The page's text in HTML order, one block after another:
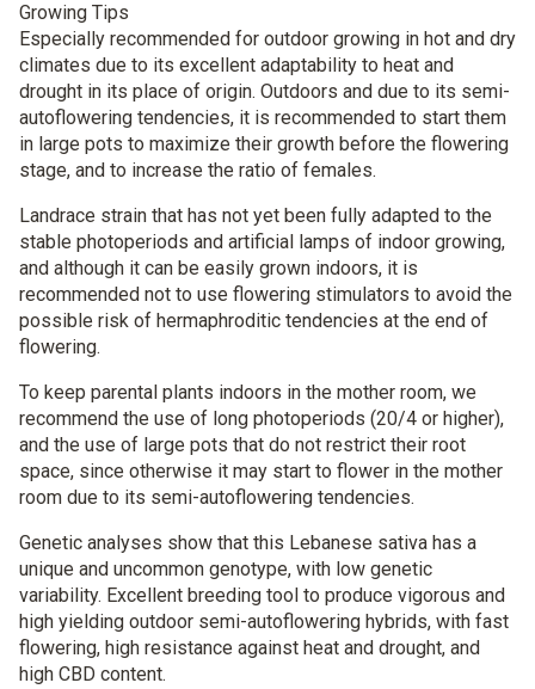
Growing Tips
Especially recommended for outdoor growing in hot and dry
climates due to its excellent adaptability to heat and
drought in its place of origin. Outdoors and due to its semi-
autoflowering tendencies, it is recommended to start them
in large pots to maximize their growth before the flowering
stage, and to increase the ratio of females.
Landrace strain that has not yet been fully adapted to the
stable photoperiods and artificial lamps of indoor growing,
and although it can be easily grown indoors, it is
recommended not to use flowering stimulators to avoid the
possible risk of hermaphroditic tendencies at the end of
flowering.
To keep parental plants indoors in the mother room, we
recommend the use of long photoperiods (20/4 or higher),
and the use of large pots that do not restrict their root
space, since otherwise it may start to flower in the mother
room due to its semi-autoflowering tendencies.
Genetic analyses show that this Lebanese sativa has a
unique and uncommon genotype, with low genetic
variability. Excellent breeding tool to produce vigorous and
high yielding outdoor semi-autoflowering hybrids, with fast
flowering, high resistance against heat and drought, and
high CBD content.